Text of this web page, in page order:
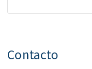
Contacto